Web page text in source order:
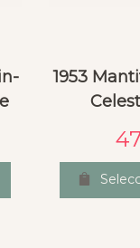
1953